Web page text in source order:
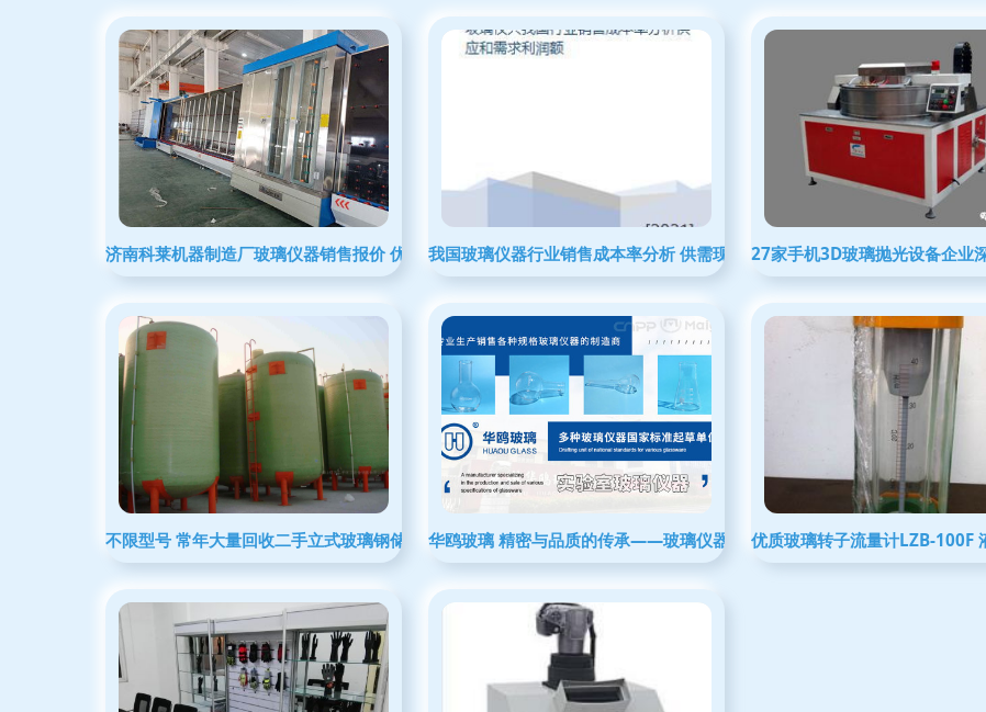
济南科莱机器制造厂玻璃仪器销售报价 优质供应与清晰标识助力采购决策我国玻璃仪器行业销售成本率分析 供需现状、利润影响与市场展望
27家手机3D玻璃抛光设备企业
不限型号 常年大量回收二手立式玻璃钢储罐 华鸥玻璃 精密与品质的传承——玻璃仪器领军品牌深度解析优质玻璃转子流量计LZB-100F